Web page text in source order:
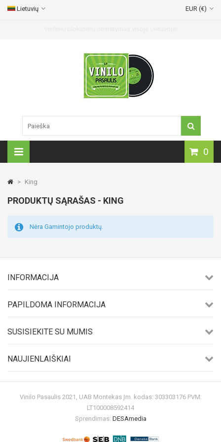
EUR (€)
Lietuvių
0
> King
PRODUKTŲ SĄRAŠAS - KING
Nėra Gamintojo produktų.
INFORMACIJA
PAPILDOMA INFORMACIJA
SUSISIEKITE SU MUMIS
NAUJIENLAIŠKIAI
Vinilo Pasaulis 2021, UAB Montekas Įm. kodas: 303303176 PVM:
LT100008592414
Sprendimas: DESAmedia